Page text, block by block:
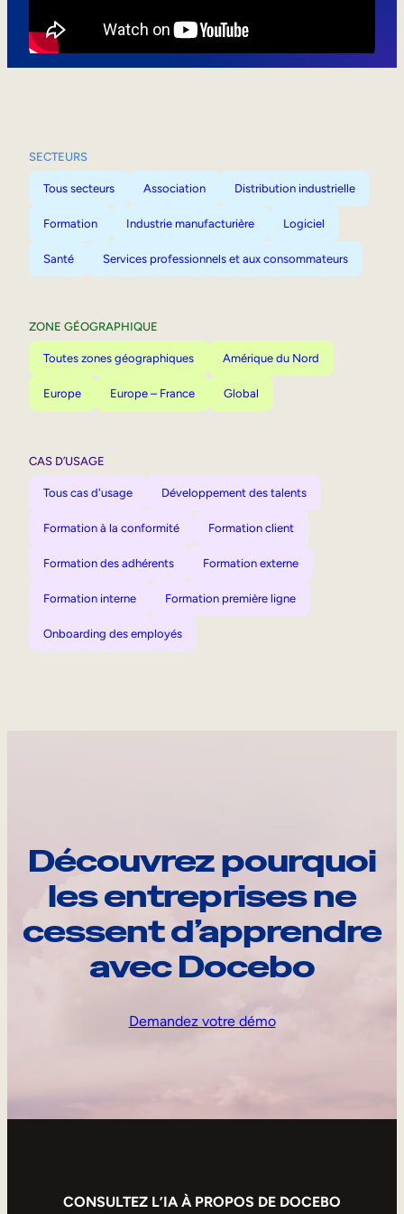
SECTEURS
Tous secteurs Association Distribution industrielle
Formation Industrie manufacturière Logiciel
Santé Services professionnels et aux consommateurs
ZONE GÉOGRAPHIQUE
Toutes zones géographiques Amérique du Nord
Europe Europe – France Global
CAS D’USAGE
Tous cas d'usage Développement des talents
Formation à la conformité Formation client
Formation des adhérents Formation externe
Formation interne Formation première ligne
Onboarding des employés
Découvrez pourquoi
les entreprises ne
cessent d’apprendre
avec Docebo
Demandez votre démo
CONSULTEZ L’IA À PROPOS DE DOCEBO